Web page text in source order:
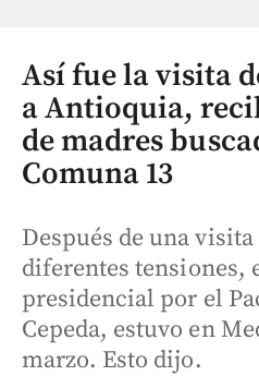
Así fue la visita
a Antioquia,
de madres
Comuna 13
Después de una
diferentes tensiones,
presidencial por el
Cepeda, estuvo en
marzo. Esto dijo.